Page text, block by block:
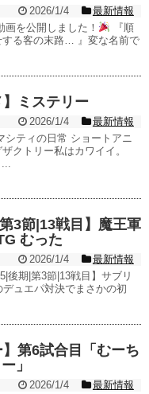
2026/1/4
最新情報
を公開しました！
『順
する客の末路… 』変な名前で
】ミステリー
2026/1/4
最新情報
シティの日常 ショートアニ
クトリー私はカワイイ。
3節|13戦目】魔王軍
むった
2026/1/4
最新情報
後期|第3節|13戦目】サブリ
ュエパ対決でまさかの初
】第6試合目「むーち
」
2026/1/4 最新情報